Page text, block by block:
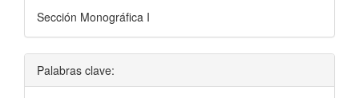
Sección Monográfica I
Palabras clave: